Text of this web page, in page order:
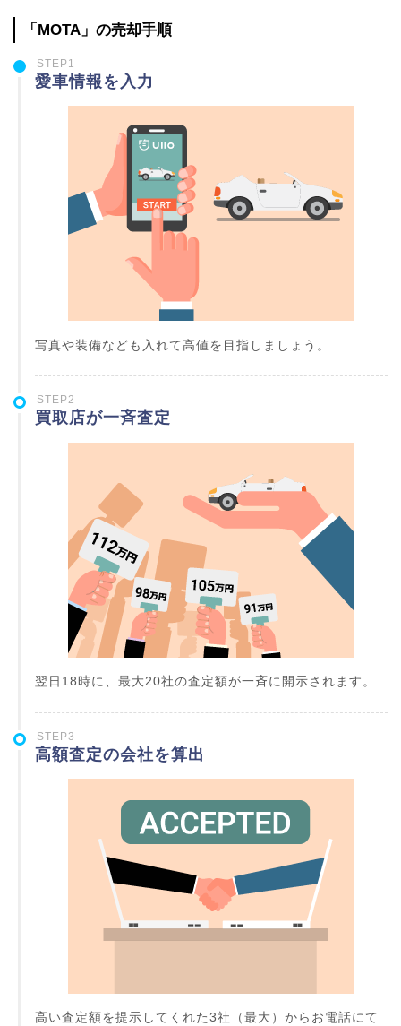
「MOTA」の売却手順
STEP1
愛車情報を入力
写真や装備なども入れて高値を目指しましょう。
STEP2
買取店が一斉査定
翌日18時に、最大20社の査定額が一斉に開示されます。
STEP3
高額査定の会社を算出
高い査定額を提示してくれた3社（最大）からお電話にて